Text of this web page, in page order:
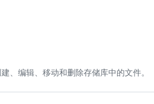
、编辑、移动和删除存储库中的文件。